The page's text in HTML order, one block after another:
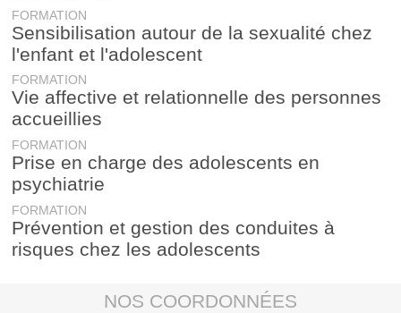
FORMATION
Sensibilisation autour de la sexualité chez
l'enfant et l'adolescent
FORMATION
Vie affective et relationnelle des personnes
accueillies
FORMATION
Prise en charge des adolescents en
psychiatrie
FORMATION
Prévention et gestion des conduites à
risques chez les adolescents
NOS COORDONNÉES